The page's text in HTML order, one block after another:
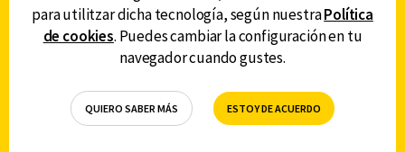
DESCARGA LA APP DE CANAL 6
para utilitzar dicha tecnología, según nuestraPolítica
de cookies. Puedes cambiar la configuración en tu
navegador cuando gustes.
QUIERO SABER MÁS ESTOY DE ACUERDO